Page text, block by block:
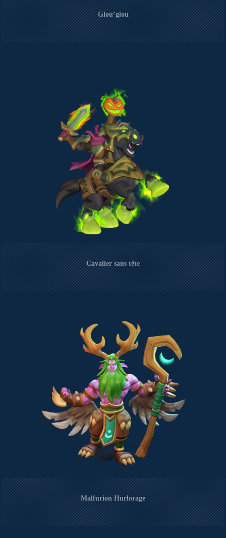
Glou’glou
Cavalier sans tête
Malfurion Hurlorage